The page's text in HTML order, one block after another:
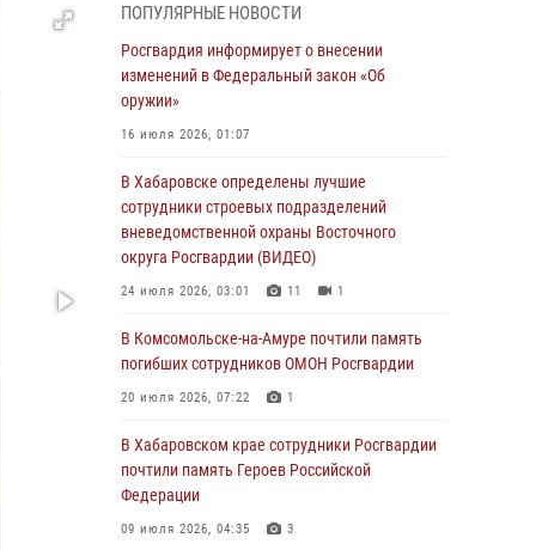
День образования тыловых подразделений
Росгвардии
01 августа 2026, 00:00
краю состоялось информирование личного
состава по вопросам реализации
избирательного права
31 июля 2026, 03:26
оказали помощь женщине, потерявшей
сознание во время массового мероприятия
29 июля 2026, 23:24 2
В Хабаровске продолжается акция
«Каникулы с Росгвардией»
29 июля 2026, 02:51
ПОПУЛЯРНЫЕ НОВОСТИ
Росгвардия информирует о внесении
изменений в Федеральный закон «Об
оружии»
16 июля 2026, 01:07
В Хабаровске определены лучшие
сотрудники строевых подразделений
вневедомственной охраны Восточного
округа Росгвардии (ВИДЕО)
24 июля 2026, 03:01 11 1
В Комсомольске-на-Амуре почтили память
погибших сотрудников ОМОН Росгвардии
20 июля 2026, 07:22 1
В Хабаровском крае сотрудники Росгвардии
почтили память Героев Российской
Федерации
09 июля 2026, 04:35 3